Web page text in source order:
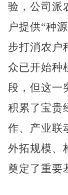
验，公司派
户提供“种
步打消农户
众已开始种
段，但这一
积累了宝贵
作、产业联
外拓规模、
奠定了重要